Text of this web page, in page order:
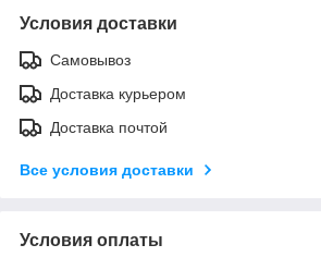
Условия доставки
Самовывоз
Доставка курьером
Доставка почтой
Все условия доставки
Условия оплаты